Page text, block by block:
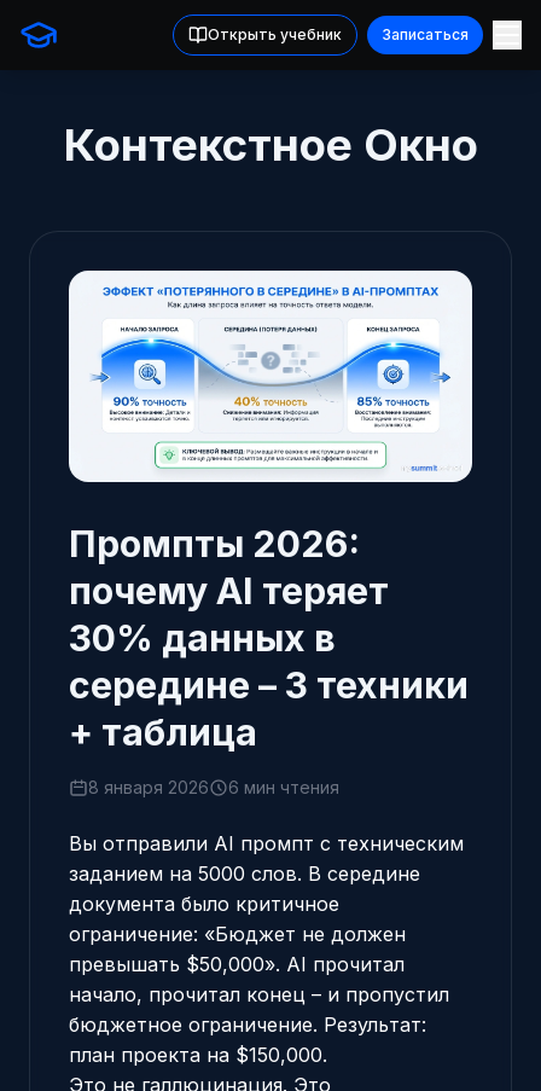
Открыть учебник Записаться
Контекстное Окно
Промпты 2026:
почему AI теряет
30% данных в
середине – 3 техники
+ таблица
8 января 2026 6 мин чтения
Вы отправили AI промпт с техническим
заданием на 5000 слов. В середине
документа было критичное
ограничение: «Бюджет не должен
превышать $50,000». AI прочитал
начало, прочитал конец – и пропустил
бюджетное ограничение. Результат:
план проекта на $150,000.
Это не галлюцинация. Это